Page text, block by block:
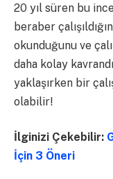
20 yıl süren bu
beraber
okunduğunu ve
daha kolay
yaklaşırken bir
olabilir!
İlginizi Çekebilir:
İçin 3 Öneri